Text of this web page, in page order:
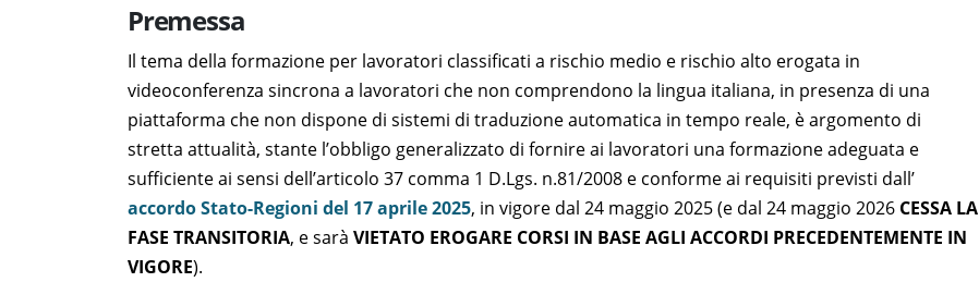
Premessa
Il tema della formazione per lavoratori classificati a rischio medio e rischio alto erogata in
videoconferenza sincrona a lavoratori che non comprendono la lingua italiana, in presenza di una
piattaforma che non dispone di sistemi di traduzione automatica in tempo reale, è argomento di
stretta attualità, stante l’obbligo generalizzato di fornire ai lavoratori una formazione adeguata e
sufficiente ai sensi dell’articolo 37 comma 1 D.Lgs. n.81/2008 e conforme ai requisiti previsti dall’
accordo Stato-Regioni del 17 aprile 2025, in vigore dal 24 maggio 2025 (e dal 24 maggio 2026 CESSA LA
FASE TRANSITORIA, e sarà VIETATO EROGARE CORSI IN BASE AGLI ACCORDI PRECEDENTEMENTE IN
VIGORE).